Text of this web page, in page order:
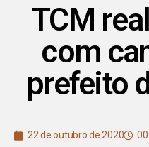
TCM
com
prefeito
22 de outubro de 2020